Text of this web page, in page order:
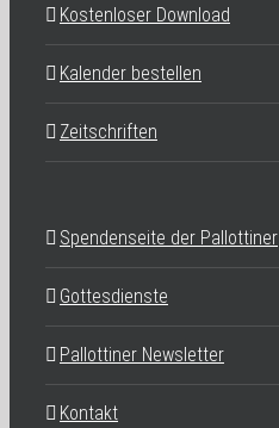
Kostenloser Download
Kalender bestellen
Zeitschriften
Spendenseite der Pallottiner
Gottesdienste
Pallottiner Newsletter
Kontakt